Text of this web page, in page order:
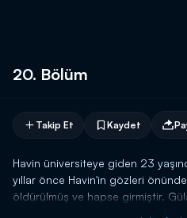
20. Bölüm
Takip Et Kaydet
Havin üniversiteye giden 23
yıllar önce Havin'in gözleri
öldürülmüş ve hapse girmiştir.